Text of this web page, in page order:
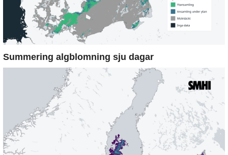
Summering algblomning sju dagar